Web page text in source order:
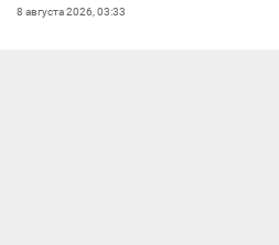
8 августа 2026, 03:33